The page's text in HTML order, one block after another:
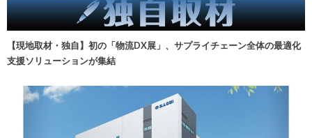
【現地取材・独自】初の「物流DX展」、サプライチェーン全体の最適化
支援ソリューションが集結